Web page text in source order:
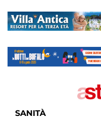
SANITÀ